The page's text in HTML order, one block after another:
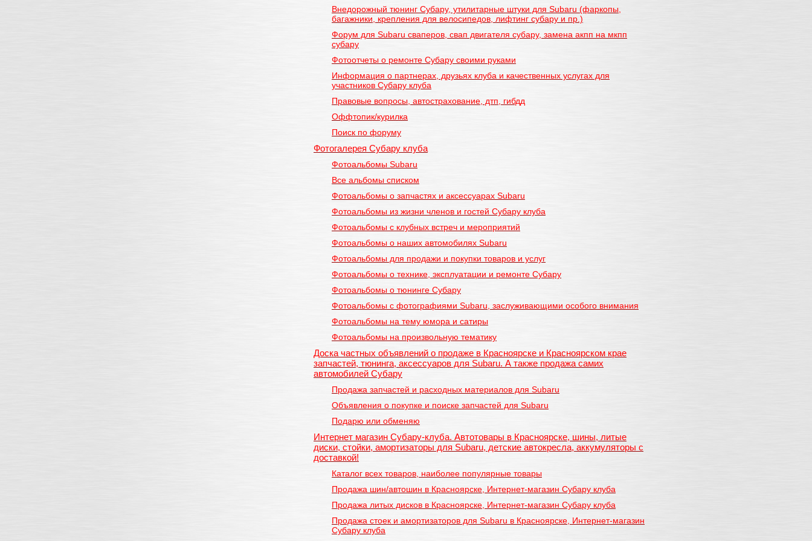
Внедорожный тюнинг Субару, утилитарные штуки для Subaru (фаркопы,
багажники, крепления для велосипедов, лифтинг субару и пр.)
Форум для Subaru сваперов, свап двигателя субару, замена акпп на мкпп
субару
Фотоотчеты о ремонте Субару своими руками
Информация о партнерах, друзьях клуба и качественных услугах для
участников Субару клуба
Правовые вопросы, автострахование, дтп, гибдд
Оффтопик/курилка
Поиск по форуму
Фотогалерея Субару клуба
Фотоальбомы Subaru
Все альбомы списком
Фотоальбомы о запчастях и аксессуарах Subaru
Фотоальбомы из жизни членов и гостей Субару клуба
Фотоальбомы с клубных встреч и мероприятий
Фотоальбомы о наших автомобилях Subaru
Фотоальбомы для продажи и покупки товаров и услуг
Фотоальбомы о технике, эксплуатации и ремонте Субару
Фотоальбомы о тюнинге Субару
Фотоальбомы с фотографиями Subaru, заслуживающими особого внимания
Фотоальбомы на тему юмора и сатиры
Фотоальбомы на произвольную тематику
Доска частных объявлений о продаже в Красноярске и Красноярском крае
запчастей, тюнинга, аксессуаров для Subaru. А также продажа самих
автомобилей Субару
Продажа запчастей и расходных материалов для Subaru
Объявления о покупке и поиске запчастей для Subaru
Подарю или обменяю
Интернет магазин Субару-клуба. Автотовары в Красноярске, шины, литые
диски, стойки, амортизаторы для Subaru, детские автокресла, аккумуляторы с
доставкой!
Каталог всех товаров, наиболее популярные товары
Продажа шин/автошин в Красноярске, Интернет-магазин Субару клуба
Продажа литых дисков в Красноярске, Интернет-магазин Субару клуба
Продажа стоек и амортизаторов для Subaru в Красноярске, Интернет-магазин
Субару клуба